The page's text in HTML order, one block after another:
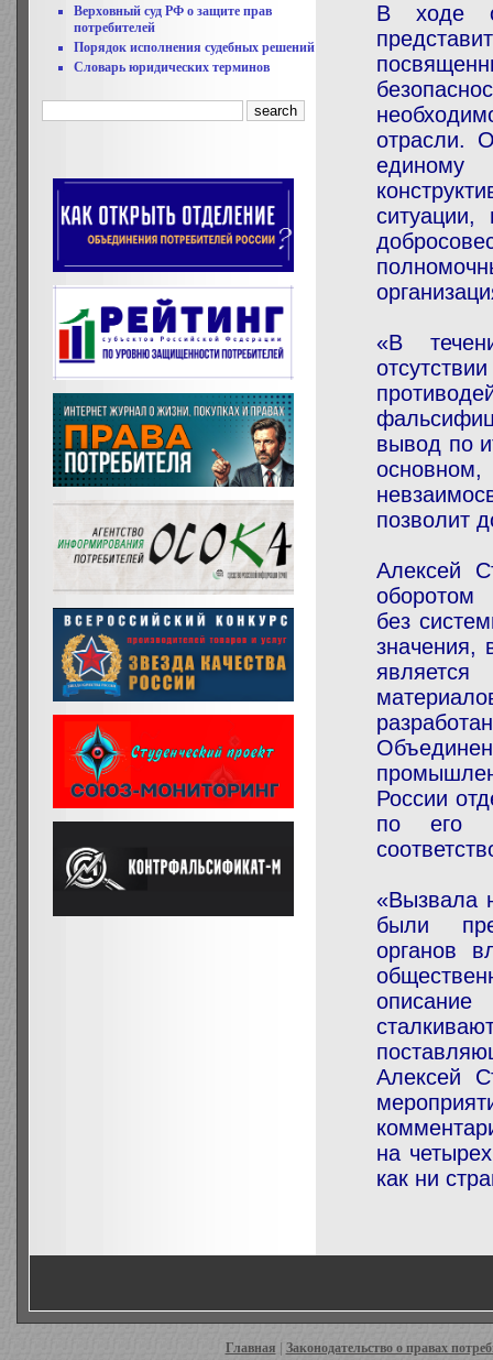
Верховный суд РФ о защите прав
потребителей
Порядок исполнения судебных решений
Словарь юридических терминов
В ходе
отрасли.
ситуации,
«В
вывод по
позволит
Алексей
оборотом
без
значения,
России
по его
«Вызвала
были
органов
Алексей
на
как ни
Главная Законодательство о правах